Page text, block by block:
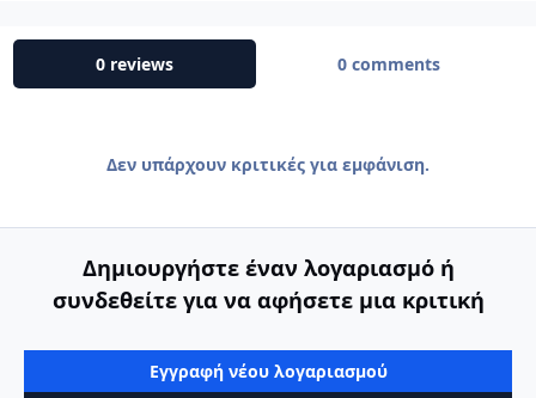
0 reviews 0 comments
Δεν υπάρχουν κριτικές για εμφάνιση.
Δημιουργήστε έναν λογαριασμό ή
συνδεθείτε για να αφήσετε μια κριτική
Εγγραφή νέου λογαριασμού